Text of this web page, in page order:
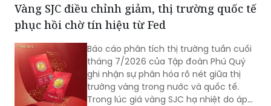
đầu tư hiện dồn vào quyết định lãi suất
của Cục Dự trữ Liên bang Mỹ (Fed) để
Vàng SJC điều chỉnh giảm, thị trường quốc tế
phục hồi chờ tín hiệu từ Fed
Báo cáo phân tích thị trường tuần cuối
tháng 7/2026 của Tập đoàn Phú Quý
ghi nhận sự phân hóa rõ nét giữa thị
trường vàng trong nước và quốc tế.
Trong lúc giá vàng SJC hạ nhiệt do áp